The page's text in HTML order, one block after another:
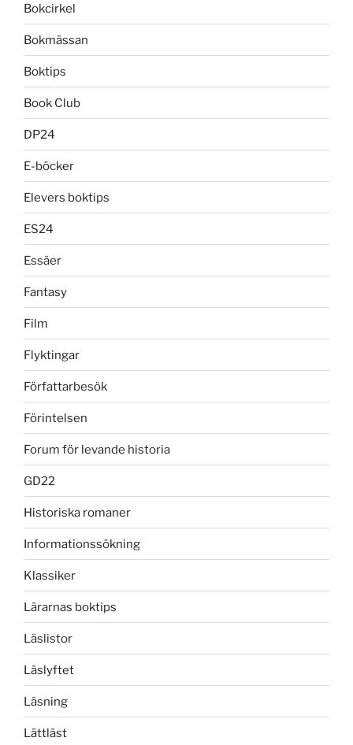
Bokcirkel
Bokmässan
Boktips
Book Club
DP24
E-böcker
Elevers boktips
ES24
Essäer
Fantasy
Film
Flyktingar
Författarbesök
Förintelsen
Forum för levande historia
GD22
Historiska romaner
Informationssökning
Klassiker
Lärarnas boktips
Läslistor
Läslyftet
Läsning
Lättläst